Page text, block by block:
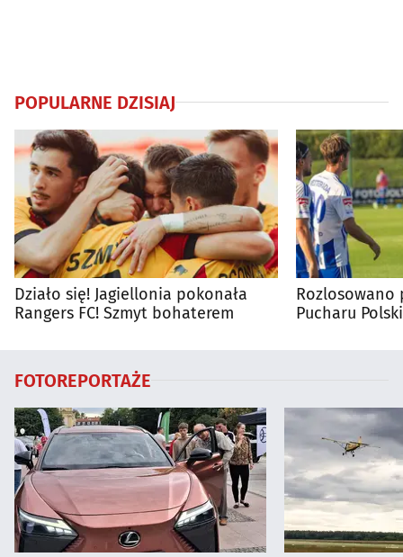
POPULARNE DZISIAJ
Działo się! Jagiellonia pokonała
Rangers FC! Szmyt bohaterem
Rozlosowano
Pucharu Polski
FOTOREPORTAŻE